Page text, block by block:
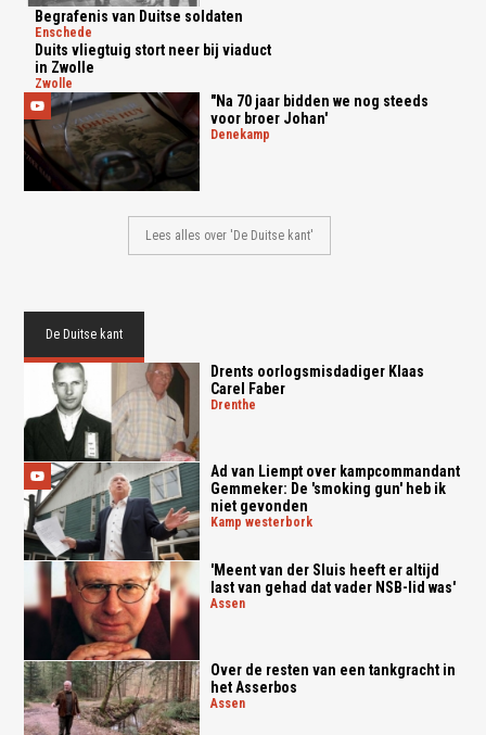
Begrafenis van Duitse soldaten
enschede
Duits vliegtuig stort neer bij viaduct
in Zwolle
zwolle
"Na 70 jaar bidden we nog steeds
voor broer Johan'
denekamp
Lees alles over 'De Duitse kant'
De Duitse kant
Drents oorlogsmisdadiger Klaas
Carel Faber
drenthe
Ad van Liempt over kampcommandant
Gemmeker: De 'smoking gun' heb ik
niet gevonden
kamp westerbork
'Meent van der Sluis heeft er altijd
last van gehad dat vader NSB-lid was'
assen
Over de resten van een tankgracht in
het Asserbos
assen